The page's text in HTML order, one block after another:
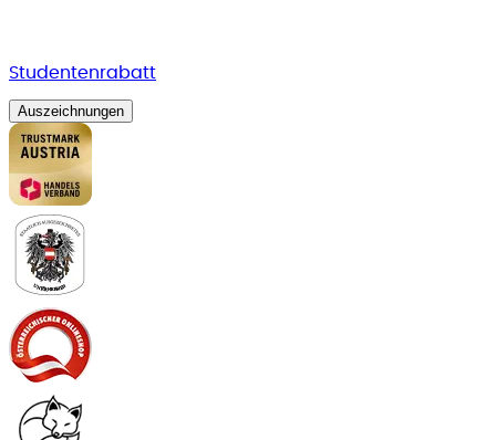
Studentenrabatt
Auszeichnungen